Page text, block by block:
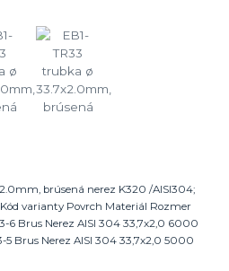
brúsená nerez K320 /AISI304;
varianty Povrch Materiál Rozmer
6 Brus Nerez AISI 304 33,7x2,0 6000
Brus Nerez AISI 304 33,7x2,0 5000